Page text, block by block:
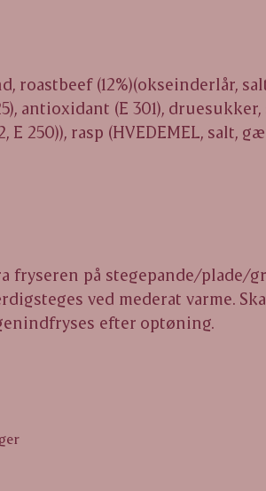
roastbeef (12%)(okseinderlår,
antioxidant (E 301),
250)), rasp (HVEDEMEL, salt,
fryseren på stegepande/plade/
ved mederat varme.
efter optøning.